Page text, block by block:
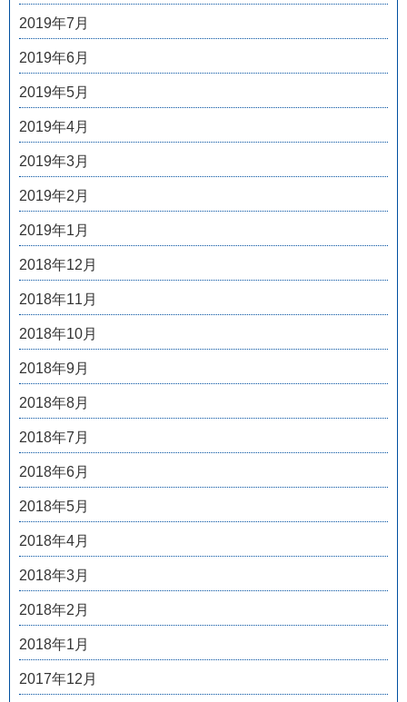
2019年7月
2019年6月
2019年5月
2019年4月
2019年3月
2019年2月
2019年1月
2018年12月
2018年11月
2018年10月
2018年9月
2018年8月
2018年7月
2018年6月
2018年5月
2018年4月
2018年3月
2018年2月
2018年1月
2017年12月